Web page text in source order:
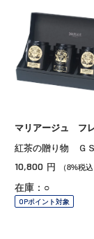
マリアージュ フ
紅茶の贈り物 Ｇ
10,800 円 （8%税
在庫：○
OPポイント対象